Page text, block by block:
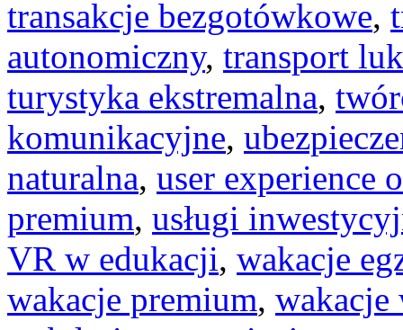
transakcje bezgotówkowe,
autonomiczny, transport
turystyka ekstremalna,
komunikacyjne,
naturalna, user experience
premium, usługi
VR w edukacji, wakacje
wakacje premium, wakacje